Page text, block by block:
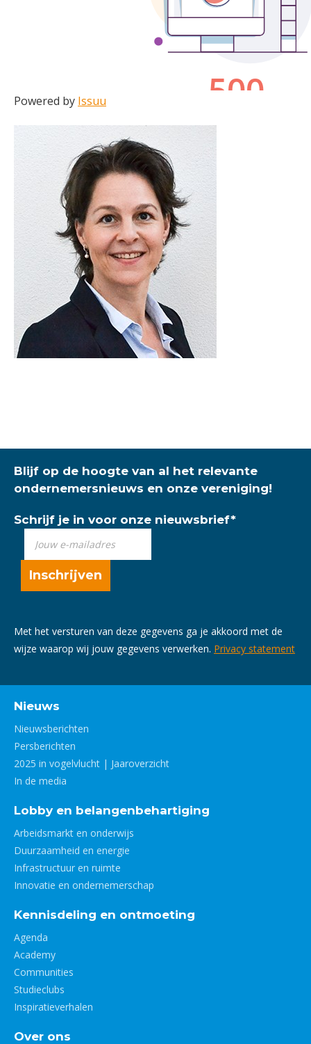
Powered by Issuu
Blijf op de hoogte van al het relevante
ondernemersnieuws en onze vereniging!
Schrijf je in voor onze nieuwsbrief*
Met het versturen van deze gegevens ga je akkoord met de
wijze waarop wij jouw gegevens verwerken. Privacy statement
Nieuws
Nieuwsberichten
Persberichten
2025 in vogelvlucht | Jaaroverzicht
In de media
Lobby en belangenbehartiging
Arbeidsmarkt en onderwijs
Duurzaamheid en energie
Infrastructuur en ruimte
Innovatie en ondernemerschap
Kennisdeling en ontmoeting
Agenda
Academy
Communities
Studieclubs
Inspiratieverhalen
Over ons